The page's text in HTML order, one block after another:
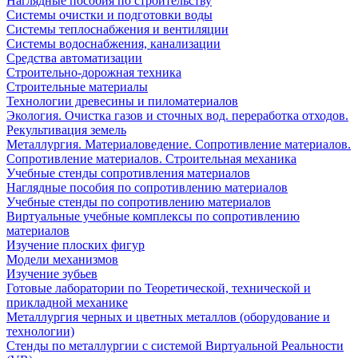
Системы очистки и подготовки воды
Системы теплоснабжения и вентиляции
Системы водоснабжения, канализации
Средства автоматизации
Строительно-дорожная техника
Строительные материалы
Технологии древесины и пиломатериалов
Экология. Очистка газов и сточных вод. переработка отходов.
Рекультивация земель
Металлургия. Материаловедение. Сопротивление материалов.
Сопротивление материалов. Строительная механика
Учебные стенды сопротивления материалов
Наглядные пособия по сопротивлению материалов
Учебные стенды по сопротивлению материалов
Виртуальные учебные комплексы по сопротивлению
материалов
Изучение плоских фигур
Модели механизмов
Изучение зубьев
Готовые лаборатории по Теоретической, технической и
прикладной механике
Металлургия черных и цветных металлов (оборудование и
технологии)
Cтенды по металлургии с системой Виртуальной Реальности